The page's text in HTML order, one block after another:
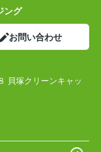
ング
お問い合わせ
貝塚クリーンキャッ